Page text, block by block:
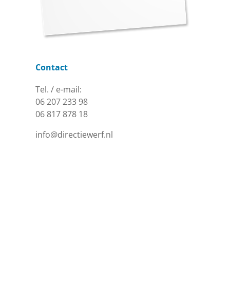
Contact
Tel. / e-mail:
06 207 233 98
06 817 878 18
info@directiewerf.nl